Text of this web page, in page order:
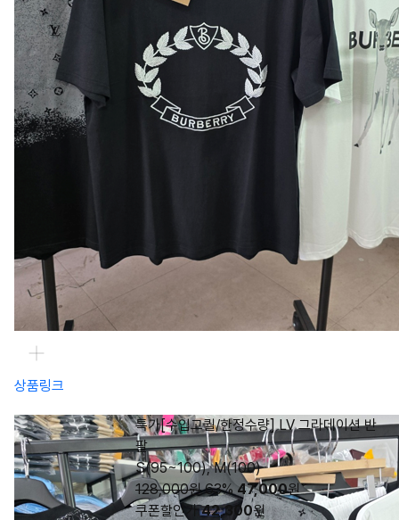
상품링크
특가[수입고퀄/한정수량] LV 그라데이션 반
팔
S(95~100), M(100)
128,000원 63% 47,000원
쿠폰할인가42,300원